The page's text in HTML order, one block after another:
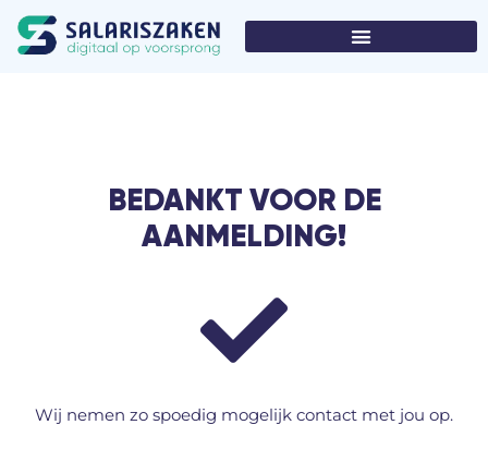
BEDANKT VOOR DE
AANMELDING!
Wij nemen zo spoedig mogelijk contact met jou op.